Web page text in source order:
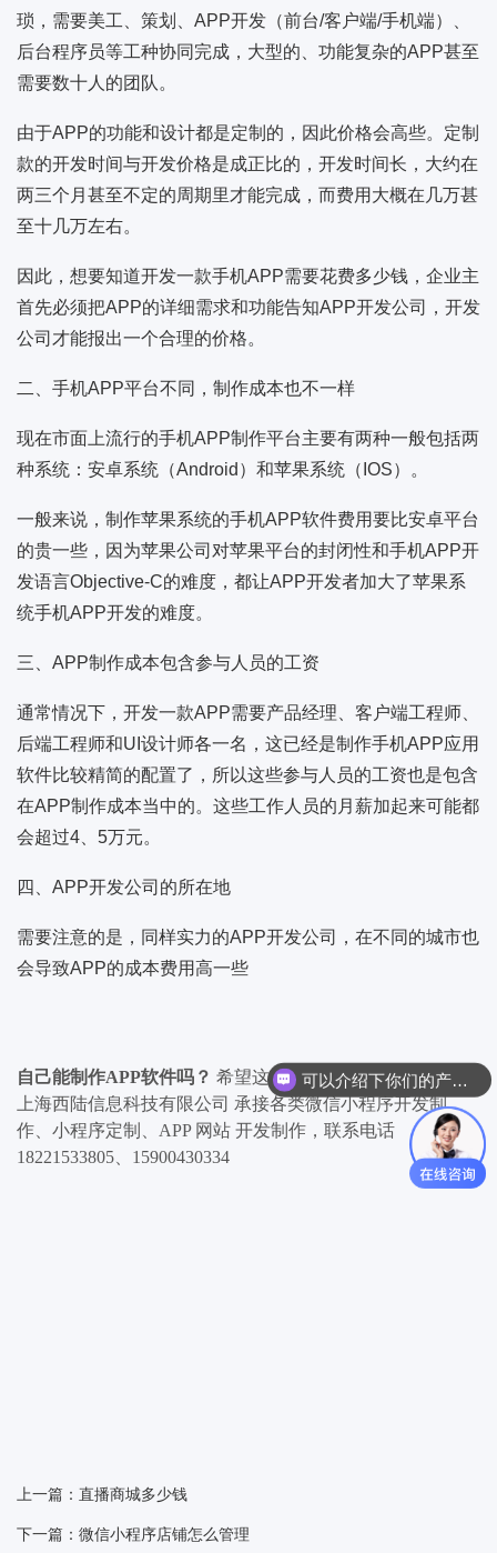
琐，需要美工、策划、APP开发（前台/客户端/手机端）、
后台程序员等工种协同完成，大型的、功能复杂的APP甚至
需要数十人的团队。
由于APP的功能和设计都是定制的，因此价格会高些。定制
款的开发时间与开发价格是成正比的，开发时间长，大约在
两三个月甚至不定的周期里才能完成，而费用大概在几万甚
至十几万左右。
因此，想要知道开发一款手机APP需要花费多少钱，企业主
首先必须把APP的详细需求和功能告知APP开发公司，开发
公司才能报出一个合理的价格。
二、手机APP平台不同，制作成本也不一样
现在市面上流行的手机APP制作平台主要有两种一般包括两
种系统：安卓系统（Android）和苹果系统（IOS）。
一般来说，制作苹果系统的手机APP软件费用要比安卓平台
的贵一些，因为苹果公司对苹果平台的封闭性和手机APP开
发语言Objective-C的难度，都让APP开发者加大了苹果系
统手机APP开发的难度。
三、APP制作成本包含参与人员的工资
通常情况下，开发一款APP需要产品经理、客户端工程师、
后端工程师和UI设计师各一名，这已经是制作手机APP应用
软件比较精简的配置了，所以这些参与人员的工资也是包含
在APP制作成本当中的。这些工作人员的月薪加起来可能都
会超过4、5万元。
四、APP开发公司的所在地
需要注意的是，同样实力的APP开发公司，在不同的城市也
会导致APP的成本费用高一些
自己能制作APP软件吗？ 希望这篇文章对您有帮助.
上海西陆信息科技有限公司 承接各类微信小程序开发制
作、小程序定制、APP 网站 开发制作，联系电话
18221533805、15900430334
上一篇：直播商城多少钱
下一篇：微信小程序店铺怎么管理
可以介绍下你们的产品么